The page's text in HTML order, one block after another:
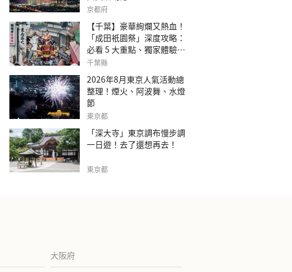
京都府
【千葉】豪華絢爛又熱血！
「成田祇園祭」深度攻略：
必看 5 大重點、獨家體驗指
南
千葉縣
2026年8月東京人氣活動總
整理！煙火、阿波舞、水燈
節
東京都
「深大寺」東京調布慢步調
一日遊！去了還想再去！
東京都
大阪府